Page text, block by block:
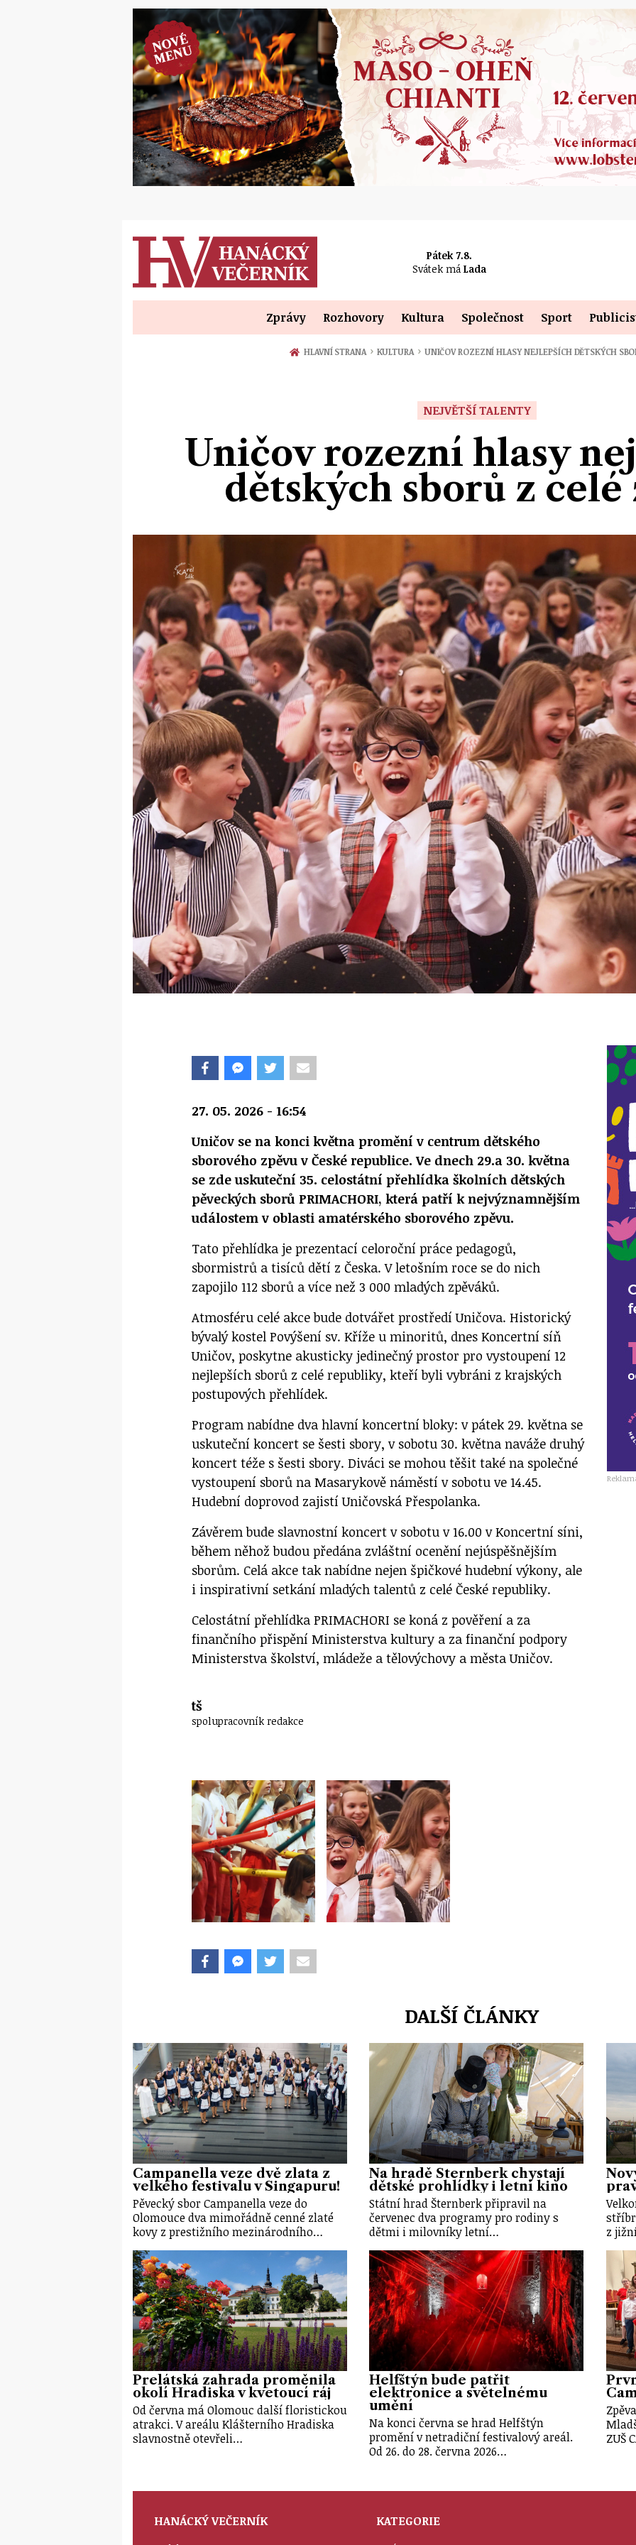
Pátek 7.8.
Svátek má Lada
Zprávy Rozhovory Kultura Společnost Sport
HLAVNÍ STRANA › KULTURA › UNIČOV ROZEZNÍ HLASY NEJLEPŠÍCH DĚTSKÝCH
NEJVĚTŠÍ TALENTY
Uničov rozezní hlasy
dětských sborů z celé
27. 05. 2026 - 16:54
Uničov se na konci května promění v centrum dětského
sborového zpěvu v České republice. Ve dnech 29.a 30. května
se zde uskuteční 35. celostátní přehlídka školních dětských
pěveckých sborů PRIMACHORI, která patří k nejvýznamnějším
událostem v oblasti amatérského sborového zpěvu.
Tato přehlídka je prezentací celoroční práce pedagogů,
sbormistrů a tisíců dětí z Česka. V letošním roce se do nich
zapojilo 112 sborů a více než 3 000 mladých zpěváků.
Atmosféru celé akce bude dotvářet prostředí Uničova. Historický
bývalý kostel Povýšení sv. Kříže u minoritů, dnes Koncertní síň
Uničov, poskytne akusticky jedinečný prostor pro vystoupení 12
nejlepších sborů z celé republiky, kteří byli vybráni z krajských
postupových přehlídek.
Program nabídne dva hlavní koncertní bloky: v pátek 29. května se
uskuteční koncert se šesti sbory, v sobotu 30. května naváže druhý
koncert téže s šesti sbory. Diváci se mohou těšit také na společné
vystoupení sborů na Masarykově náměstí v sobotu ve 14.45.
Hudební doprovod zajistí Uničovská Přespolanka.
Závěrem bude slavnostní koncert v sobotu v 16.00 v Koncertní síni,
během něhož budou předána zvláštní ocenění nejúspěšnějším
sborům. Celá akce tak nabídne nejen špičkové hudební výkony, ale
i inspirativní setkání mladých talentů z celé České republiky.
Celostátní přehlídka PRIMACHORI se koná z pověření a za
finančního přispění Ministerstva kultury a za finanční podpory
Ministerstva školství, mládeže a tělovýchovy a města Uničov.
tš
spolupracovník redakce
DALŠÍ ČLÁNKY
Campanella veze dvě zlata z
velkého festivalu v Singapuru!
Pěvecký sbor Campanella veze do
Olomouce dva mimořádně cenné zlaté
kovy z prestižního mezinárodního…
Na hradě Šternberk chystají
dětské prohlídky i letní kino
Státní hrad Šternberk připravil na
červenec dva programy pro rodiny s
dětmi i milovníky letní…
z
Prelátská zahrada proměnila
okolí Hradiska v kvetoucí ráj
Od června má Olomouc další floristickou
atrakci. V areálu Klášterního Hradiska
slavnostně otevřeli…
Helfštýn bude patřit
elektronice a světelnému
umění
Na konci června se hrad Helfštýn
promění v netradiční festivalový areál.
Od 26. do 28. června 2026…
ZUŠ
HANÁCKÝ VEČERNÍK KATEGORIE